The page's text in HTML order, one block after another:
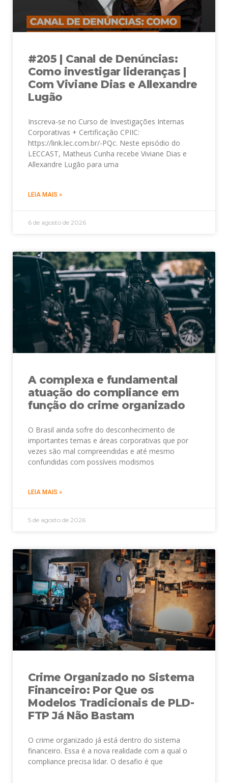
#205 | Canal de Denúncias:
Como investigar lideranças |
Com Viviane Dias e Allexandre
Lugão
Inscreva-se no Curso de Investigações Internas
Corporativas + Certificação CPIIC:
https://link.lec.com.br/-PQc. Neste episódio do
LECCAST, Matheus Cunha recebe Viviane Dias e
Allexandre Lugão para uma
LEIA MAIS »
6 de agosto de 2026
A complexa e fundamental
atuação do compliance em
função do crime organizado
O Brasil ainda sofre do desconhecimento de
importantes temas e áreas corporativas que por
vezes são mal compreendidas e até mesmo
confundidas com possíveis modismos
LEIA MAIS »
5 de agosto de 2026
Crime Organizado no Sistema
Financeiro: Por Que os
Modelos Tradicionais de PLD-
FTP Já Não Bastam
O crime organizado já está dentro do sistema
financeiro. Essa é a nova realidade com a qual o
compliance precisa lidar. O desafio é que